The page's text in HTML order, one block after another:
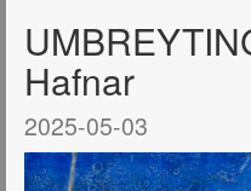
Hafnar
2025-05-03